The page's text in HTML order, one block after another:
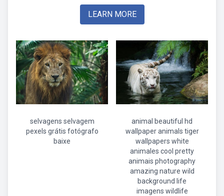
LEARN MORE
selvagens selvagem
pexels grátis fotógrafo
baixe
animal beautiful hd
wallpaper animals tiger
wallpapers white
animales cool pretty
animais photography
amazing nature wild
background life
imagens wildlife